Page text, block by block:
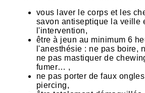
vous laver le corps et les
savon antiseptique la veille
l'intervention,
être à jeun au minimum 6
l'anesthésie : ne pas boire,
ne pas mastiquer de
fumer… ,
ne pas porter de faux
piercing,